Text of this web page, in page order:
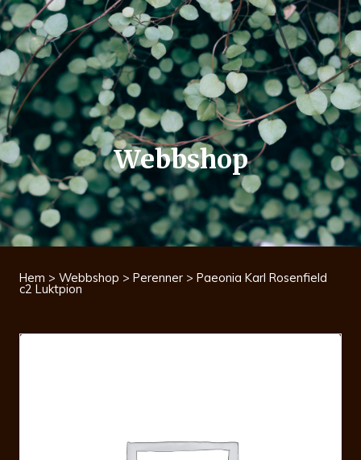
Webbshop
Hem > Webbshop > Perenner > Paeonia Karl Rosenfield
c2 Luktpion